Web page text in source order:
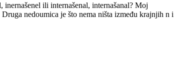
inernašenel ili internašenal, internašanal? Moj
nedoumica je što nema ništa između krajnjih n i